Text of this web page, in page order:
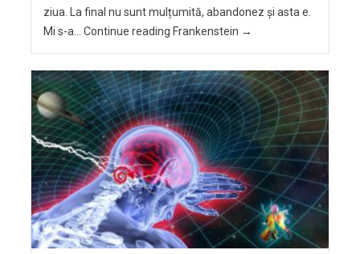
ziua. La final nu sunt mulțumită, abandonez și asta e.
Mi s-a… Continue reading Frankenstein →